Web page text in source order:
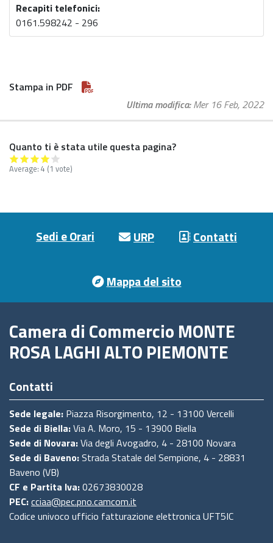
Recapiti telefonici:
0161.598242 - 296
Stampa in PDF
Ultima modifica Mer 16 Feb, 2022
Quanto ti è stata utile questa pagina?
Average: 4 (1 vote)
Sedi e Orari URP Contatti
Mappa del sito
Camera di Commercio MONTE
ROSA LAGHI ALTO PIEMONTE
Contatti
Sede legale: Piazza Risorgimento, 12 - 13100 Vercelli
Sede di Biella:Via A. Moro, 15 - 13900 Biella
Sede di Novara:Via degli Avogadro, 4 - 28100 Novara
Sede di Baveno:Strada Statale del Sempione, 4 - 28831
Baveno (VB)
CF e Partita Iva:02673830028
PEC:cciaa@pec.pno.camcom.it
Codice univoco ufficio fatturazione elettronica UFT5IC